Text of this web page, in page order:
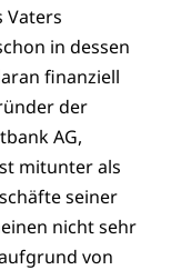
Vaters
in dessen
finanziell
der
AG,
mitunter als
seiner
nicht sehr
von